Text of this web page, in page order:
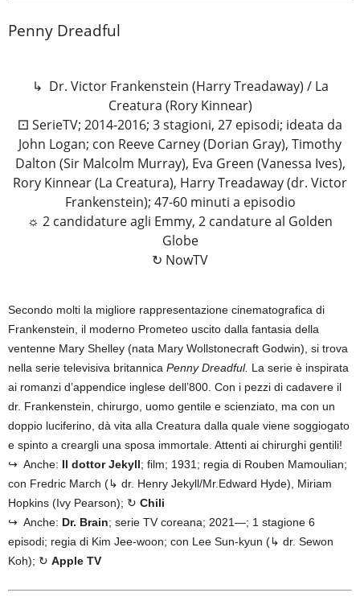
Penny Dreadful
↳ Dr. Victor Frankenstein (Harry Treadaway) / La
Creatura (Rory Kinnear)
⚀ SerieTV; 2014-2016; 3 stagioni, 27 episodi; ideata da
John Logan; con Reeve Carney (Dorian Gray), Timothy
Dalton (Sir Malcolm Murray), Eva Green (Vanessa Ives),
Rory Kinnear (La Creatura), Harry Treadaway (dr. Victor
Frankenstein); 47-60 minuti a episodio
☼ 2 candidature agli Emmy, 2 candature al Golden
Globe
↻ NowTV
Secondo molti la migliore rappresentazione cinematografica di
Frankenstein, il moderno Prometeo uscito dalla fantasia della
ventenne Mary Shelley (nata Mary Wollstonecraft Godwin), si trova
nella serie televisiva britannica Penny Dreadful. La serie è inspirata
ai romanzi d’appendice inglese dell’800. Con i pezzi di cadavere il
dr. Frankenstein, chirurgo, uomo gentile e scienziato, ma con un
doppio luciferino, dà vita alla Creatura dalla quale viene soggiogato
e spinto a creargli una sposa immortale. Attenti ai chirurghi gentili!
↪ Anche: Il dottor Jekyll; film; 1931; regia di Rouben Mamoulian;
con Fredric March (↳ dr. Henry Jekyll/Mr.Edward Hyde), Miriam
Hopkins (Ivy Pearson); ↻ Chili
↪ Anche: Dr. Brain; serie TV coreana; 2021—; 1 stagione 6
episodi; regia di Kim Jee-woon; con Lee Sun-kyun (↳ dr. Sewon
Koh); ↻ Apple TV